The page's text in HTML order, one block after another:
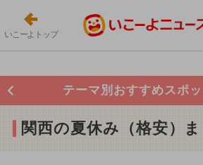
いこーよトップ
テーマ別おすすめスポ
関西の夏休み（格安）